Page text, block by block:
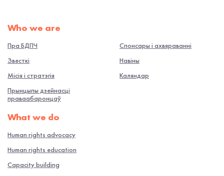
Who we are
Пра БДПЧ
Звесткі
Місія і стратэгія
Прынцыпы дзейнасці
праваабаронцаў
Спонсары і ахвяраванні
Навiны
Каляндар
What we do
Human rights advocacy
Human rights education
Capacity building